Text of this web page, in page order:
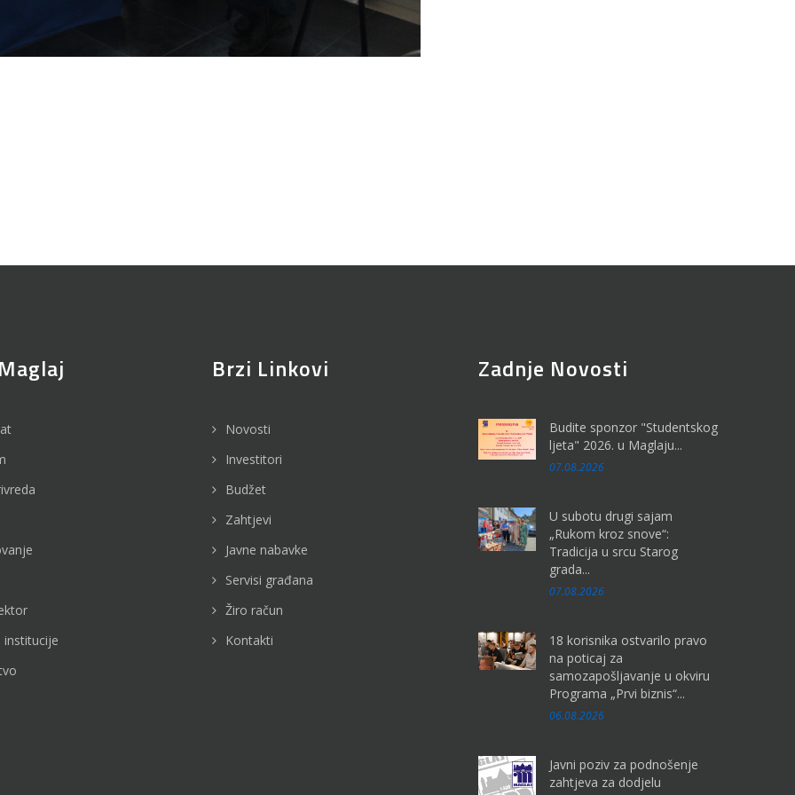
institucije
Brzi Linkovi
Novosti
Investitori
Budžet
Zahtjevi
Javne nabavke
Servisi građana
Žiro račun
Kontakti
Zadnje Novosti
Budite sponzor "Studentskog
ljeta" 2026. u Maglaju...
07.08.2026
U subotu drugi sajam
„Rukom kroz snove“:
Tradicija u srcu Starog
grada...
07.08.2026
18 korisnika ostvarilo pravo
na poticaj za
samozapošljavanje u okviru
Programa „Prvi biznis“...
06.08.2026
Javni poziv za podnošenje
zahtjeva za dodjelu